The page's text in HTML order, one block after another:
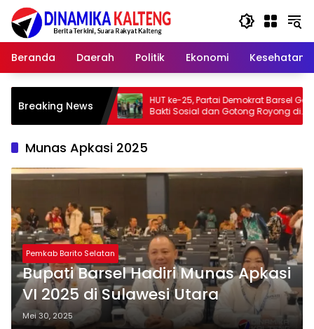
Langsung
konten
Beranda
Daerah Politik Ekonomi Kesehatan
Breaking NewsHUT ke-25, Partai Demokrat Barsel Gelar
Bakti Sosial dan Gotong Royong di
Langgar Nurul Ashfiya
Munas Apkasi 2025
Pemkab Barito Selatan
Bupati Barsel Hadiri Munas Apkasi
VI 2025 di Sulawesi Utara
Mei 30, 2025